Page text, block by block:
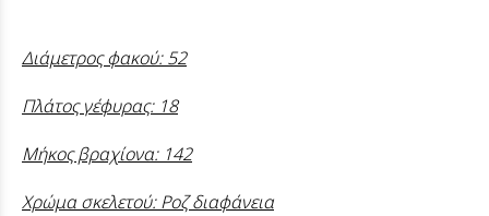
Διάμετρος φακού: 52
Πλάτος γέφυρας: 18
Μήκος βραχίονα: 142
Χρώμα σκελετού: Ροζ διαφάνεια